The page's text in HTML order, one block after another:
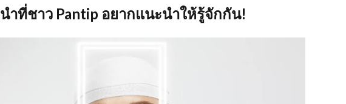
นำที่ชาว Pantip อยากแนะนำให้รู้จักกัน!